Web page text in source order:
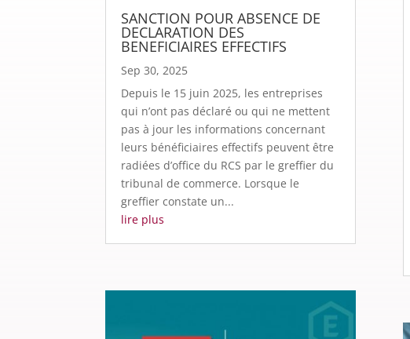
SANCTION POUR ABSENCE DE
DECLARATION DES
BENEFICIAIRES EFFECTIFS
Sep 30, 2025
Depuis le 15 juin 2025, les entreprises
qui n’ont pas déclaré ou qui ne mettent
pas à jour les informations concernant
leurs bénéficiaires effectifs peuvent être
radiées d’office du RCS par le greffier du
tribunal de commerce. Lorsque le
greffier constate un...
lire plus